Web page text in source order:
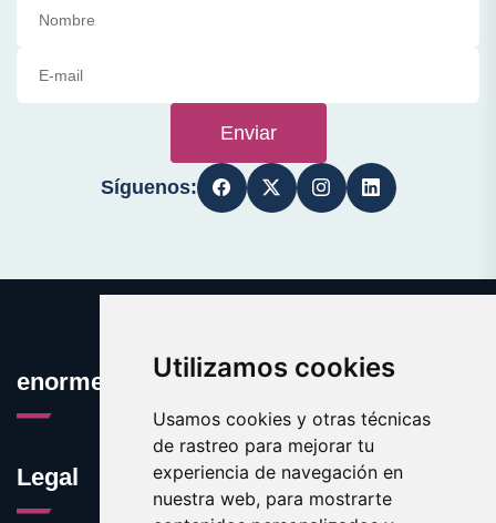
Utilizamos cookies
Usamos cookies y otras técnicas
de rastreo para mejorar tu
experiencia de navegación en
nuestra web, para mostrarte
Enviar
Síguenos:
enormes.es
Legal